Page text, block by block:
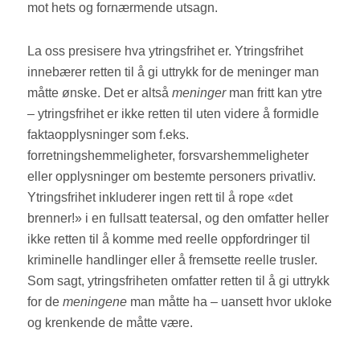
mot hets og fornærmende utsagn.
La oss presisere hva ytringsfrihet er. Ytringsfrihet
innebærer retten til å gi uttrykk for de meninger man
måtte ønske. Det er altsåmeninger man fritt kan ytre
– ytringsfrihet er ikke retten til uten videre å formidle
faktaopplysninger som f.eks.
forretningshemmeligheter, forsvarshemmeligheter
eller opplysninger om bestemte personers privatliv.
Ytringsfrihet inkluderer ingen rett til å rope «det
brenner!» i en fullsatt teatersal, og den omfatter heller
ikke retten til å komme med reelle oppfordringer til
kriminelle handlinger eller å fremsette reelle trusler.
Som sagt, ytringsfriheten omfatter retten til å gi uttrykk
for demeningene man måtte ha – uansett hvor ukloke
og krenkende de måtte være.